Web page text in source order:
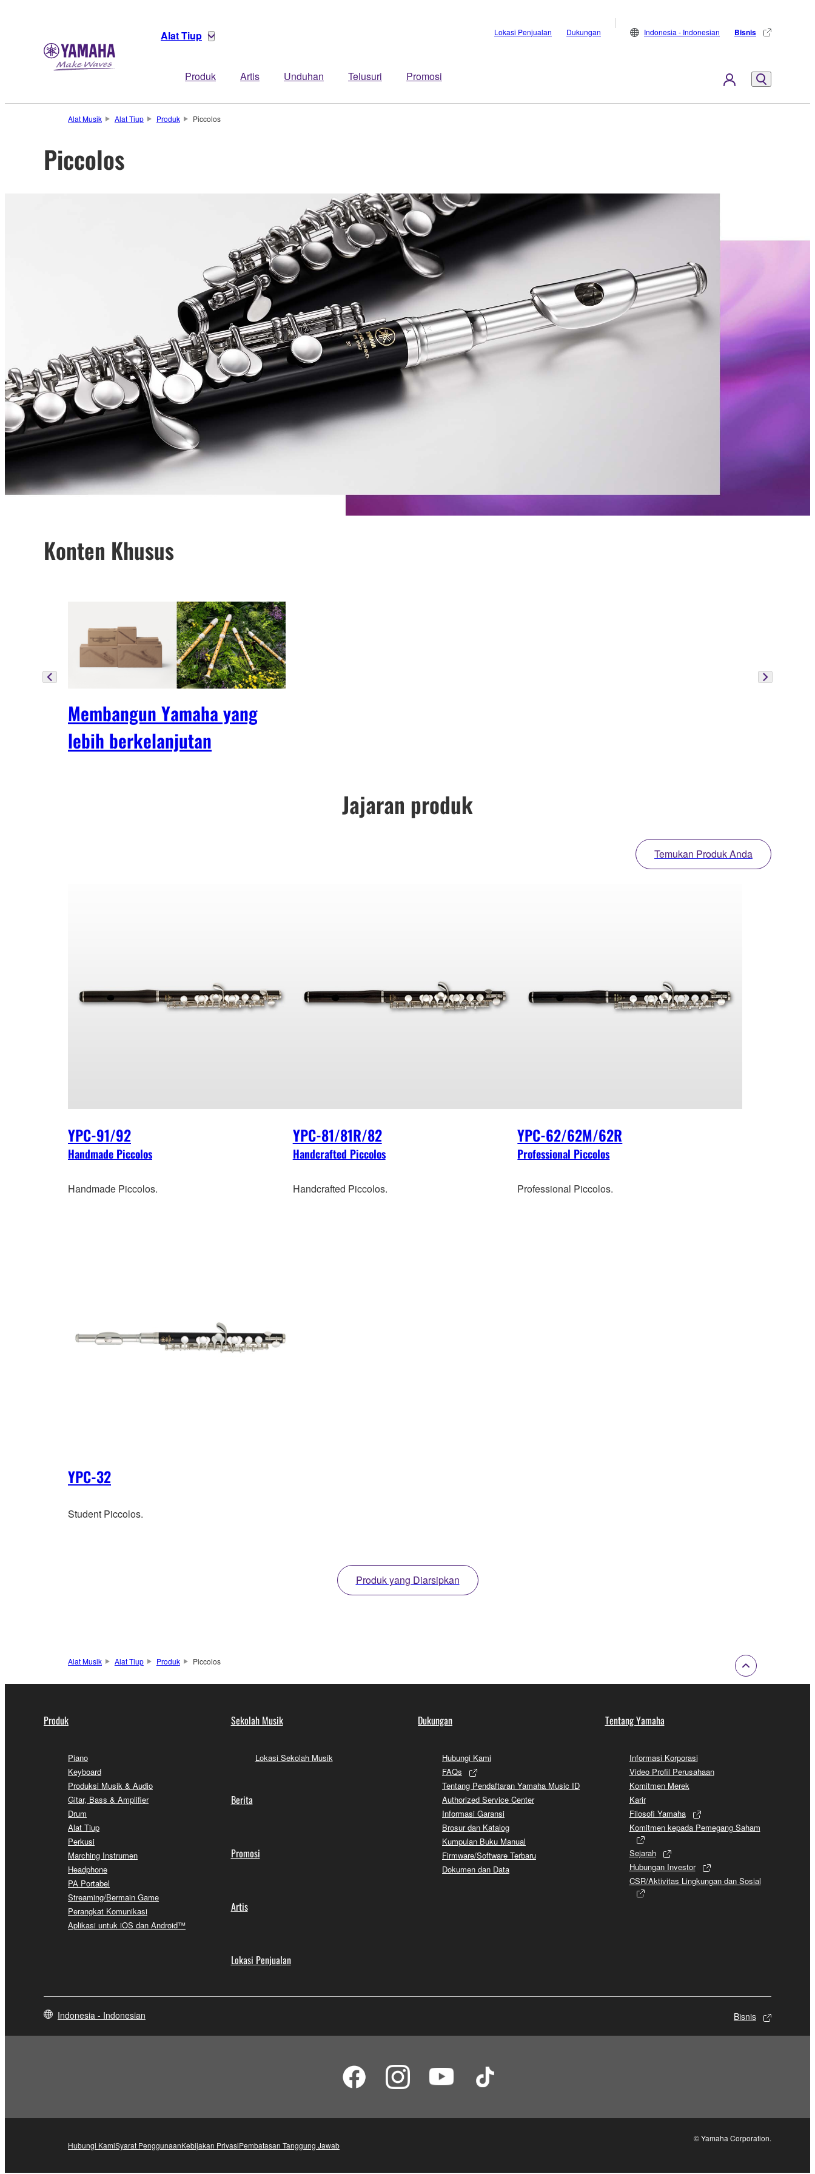
Alat Tiup
Produk Artis Unduhan Telusuri Promosi
Lokasi Penjualan Dukungan Indonesia - Indonesian Bisnis
Alat Musik Alat Tiup Produk Piccolos
Piccolos
Konten Khusus
Membangun Yamaha yang
lebih berkelanjutan
Jajaran produk
Temukan Produk Anda
YPC-91/92
Handmade Piccolos
Handmade Piccolos.
YPC-81/81R/82
Handcrafted Piccolos
Handcrafted Piccolos.
YPC-62/62M/62R
Professional Piccolos
Professional Piccolos.
YPC-32
Student Piccolos.
Produk yang Diarsipkan
Alat Musik Alat Tiup Produk Piccolos
Produk
Piano
Keyboard
Produksi Musik & Audio
Gitar, Bass & Amplifier
Drum
Alat Tiup
Perkusi
Marching Instrumen
Headphone
PA Portabel
Streaming/Bermain Game
Perangkat Komunikasi
Aplikasi untuk iOS dan Android™
Sekolah Musik
Lokasi Sekolah Musik
Berita
Promosi
Artis
Lokasi Penjualan
Dukungan
Hubungi Kami
FAQs
Tentang Pendaftaran Yamaha Music ID
Authorized Service Center
Informasi Garansi
Brosur dan Katalog
Kumpulan Buku Manual
Firmware/Software Terbaru
Dokumen dan Data
Tentang Yamaha
Informasi Korporasi
Video Profil Perusahaan
Komitmen Merek
Karir
Filosofi Yamaha
Komitmen kepada Pemegang Saham
Sejarah
Hubungan Investor
CSR/Aktivitas Lingkungan dan Sosial
Indonesia - Indonesian Bisnis
Hubungi KamiSyarat PenggunaanKebijakan PrivasiPembatasan Tanggung Jawab
© Yamaha Corporation.